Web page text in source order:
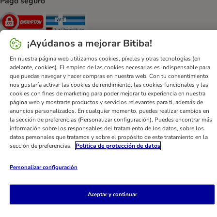
Security
Ayuda Contacto Impreso DSA
Protección de datos
Condiciones comerciales generales
Declaración de accesibilidad
Newsletter
Gastos de envío y plazos de entrega
Formas de pago
Formulario de desistimiento
Programa de fidelización
App bitiba
Programa de afiliados
Gestión de residuos
bitiba GmbH2026
¡Ayúdanos a mejorar Bitiba!
En nuestra página web utilizamos cookies, píxeles y otras tecnologías (en
adelante, cookies). El empleo de las cookies necesarias es indispensable para
que puedas navegar y hacer compras en nuestra web. Con tu consentimiento,
nos gustaría activar las cookies de rendimiento, las cookies funcionales y las
cookies con fines de marketing para poder mejorar tu experiencia en nuestra
página web y mostrarte productos y servicios relevantes para ti, además de
anuncios personalizados. En cualquier momento, puedes realizar cambios en
la sección de preferencias (Personalizar configuración). Puedes encontrar más
información sobre los responsables del tratamiento de los datos, sobre los
datos personales que tratamos y sobre el propósito de este tratamiento en la
sección de preferencias.
Política de protección de datos
Personalizar configuración
Aceptar y continuar